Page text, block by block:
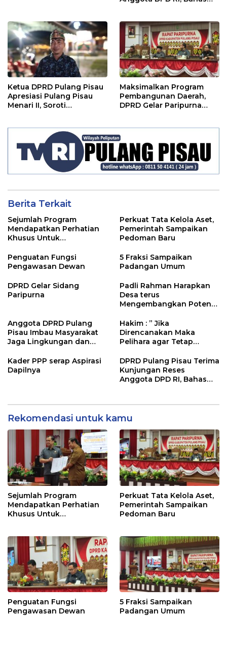
Ketua DPRD Pulang Pisau
Apresiasi Pulang Pisau
Menari II, Soroti
Maksimalkan Program
Pembangunan Daerah,
DPRD Gelar Paripurna
Berita Terkait
Sejumlah Program
Mendapatkan Perhatian
Khusus Untuk
Perkuat Tata Kelola Aset,
Pemerintah Sampaikan
Pedoman Baru
Penguatan Fungsi
Pengawasan Dewan
5 Fraksi Sampaikan
Padangan Umum
DPRD Gelar Sidang
Paripurna
Padli Rahman Harapkan
Desa terus
Mengembangkan Potensi
Anggota DPRD Pulang
Pisau Imbau Masyarakat
Jaga Lingkungan dan
Gozila
Hakim : ” Jika
Direncanakan Maka
Pelihara agar Tetap
Kader PPP serap Aspirasi
Dapilnya
DPRD Pulang Pisau Terima
Kunjungan Reses
Anggota DPD RI, Bahas
Rekomendasi untuk kamu
Sejumlah Program
Mendapatkan Perhatian
Khusus Untuk
Perkuat Tata Kelola Aset,
Pemerintah Sampaikan
Pedoman Baru
Penguatan Fungsi
Pengawasan Dewan
5 Fraksi Sampaikan
Padangan Umum